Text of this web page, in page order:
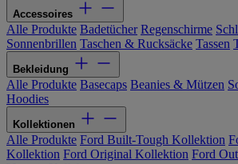
Accessoires
Alle Produkte Badetücher Regenschirme
Sonnenbrillen Taschen & Rucksäcke Tassen
Bekleidung
Alle Produkte Basecaps Beanies & Mützen
Hoodies
Kollektionen
Alle Produkte Ford Built-Tough Kollektion
Kollektion Ford Original Kollektion Ford